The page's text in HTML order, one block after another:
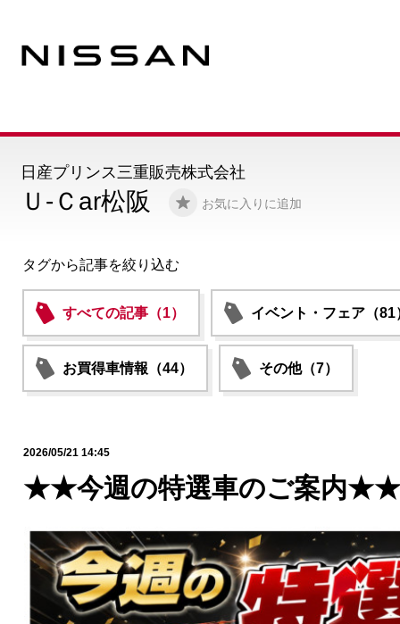
Ｕ-Ｃar松阪 お気に入りに追加
日産プリンス三重販売株式会社
タグから記事を絞り込む
すべての記事（1） イベント・フェア（81
お買得車情報（44） その他（7）
2026/05/21 14:45
★★今週の特選車のご案内